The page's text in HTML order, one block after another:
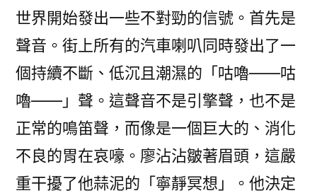
世界開始發出一些不對勁的信號。首先是
聲音。街上所有的汽車喇叭同時發出了一
個持續不斷、低沉且潮濕的「咕嚕——咕
嚕——」聲。這聲音不是引擎聲，也不是
正常的鳴笛聲，而像是一個巨大的、消化
不良的胃在哀嚎。廖沾沾皺著眉頭，這嚴
重干擾了他蒜泥的「寧靜冥想」。他決定